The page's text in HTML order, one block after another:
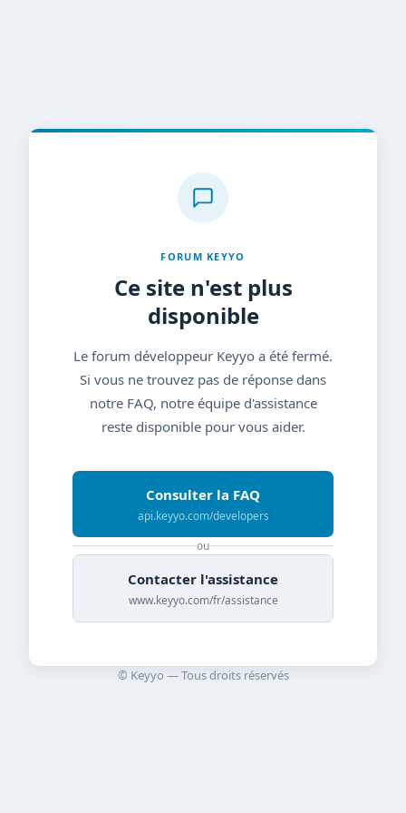
FORUM KEYYO
Ce site n'est plus
disponible
Le forum développeur Keyyo a été fermé.
Si vous ne trouvez pas de réponse dans
notre FAQ, notre équipe d'assistance
reste disponible pour vous aider.
Consulter la FAQ
api.keyyo.com/developers
ou
Contacter l'assistance
www.keyyo.com/fr/assistance
© Keyyo — Tous droits réservés